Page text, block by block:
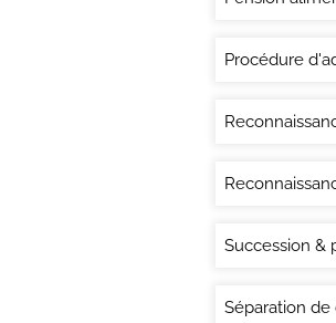
Procédure
Succession &
Séparation